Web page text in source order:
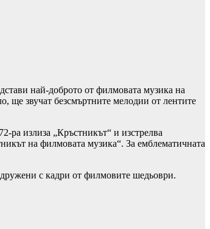
най-доброто от филмовата музика на
ще звучат безсмъртните мелодии от лентите
ра излиза „Кръстникът“ и изстрелва
на филмовата музика“. За емблематичната
с кадри от филмовите шедьоври.